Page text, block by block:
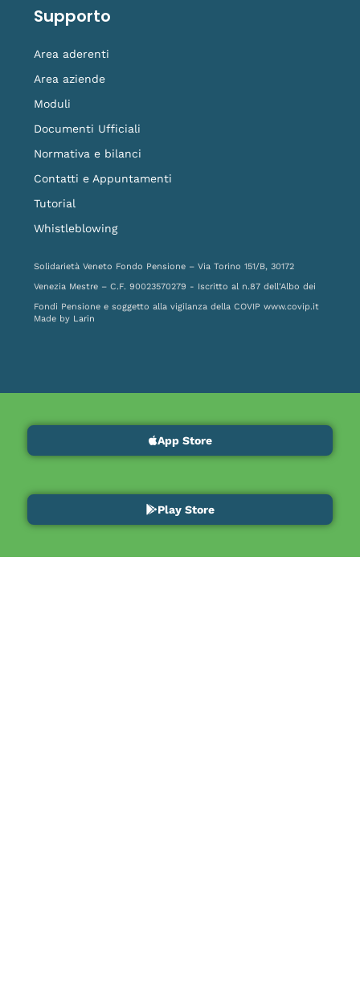
Supporto
Area aderenti
Area aziende
Moduli
Documenti Ufficiali
Normativa e bilanci
Contatti e Appuntamenti
Tutorial
Whistleblowing
Solidarietà Veneto Fondo Pensione – Via Torino 151/B, 30172
Venezia Mestre – C.F. 90023570279 - Iscritto al n.87 dell'Albo dei
Fondi Pensione e soggetto alla vigilanza della COVIP www.covip.it
Made by Larin
App Store
Play Store